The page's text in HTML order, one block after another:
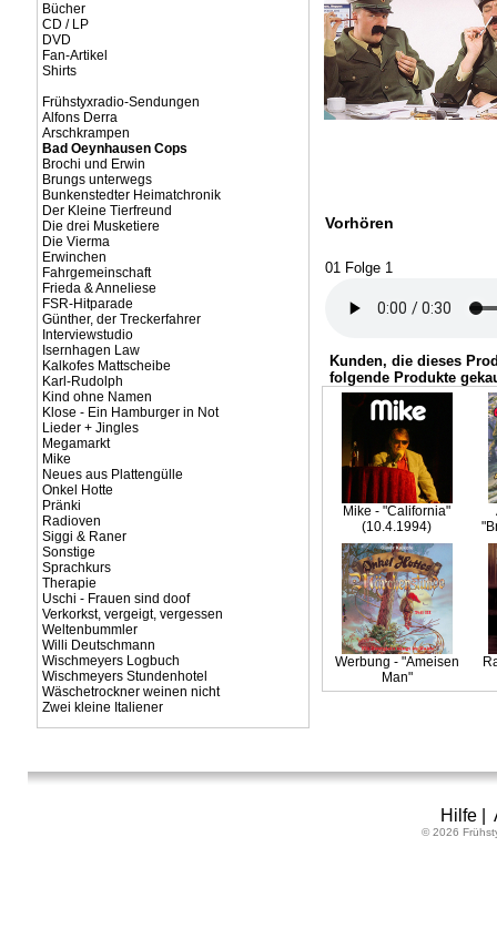
Bücher
CD / LP
DVD
Fan-Artikel
Shirts
Frühstyxradio-Sendungen
Alfons Derra
Arschkrampen
Bad Oeynhausen Cops
Brochi und Erwin
Brungs unterwegs
Bunkenstedter Heimatchronik
Der Kleine Tierfreund
Die drei Musketiere
Die Vierma
Erwinchen
Fahrgemeinschaft
Frieda & Anneliese
FSR-Hitparade
Günther, der Treckerfahrer
Interviewstudio
Isernhagen Law
Kalkofes Mattscheibe
Karl-Rudolph
Kind ohne Namen
Klose - Ein Hamburger in Not
Lieder + Jingles
Megamarkt
Mike
Neues aus Plattengülle
Onkel Hotte
Pränki
Radioven
Siggi & Raner
Sonstige
Sprachkurs
Therapie
Uschi - Frauen sind doof
Verkorkst, vergeigt, vergessen
Weltenbummler
Willi Deutschmann
Wischmeyers Logbuch
Wischmeyers Stundenhotel
Wäschetrockner weinen nicht
Zwei kleine Italiener
Vorhören
01 Folge 1
Kunden, die dieses
folgende Produkte
Mike - "California"
(10.4.1994)
Werbung - "Ameisen
Man"
Hilfe|
© 2026